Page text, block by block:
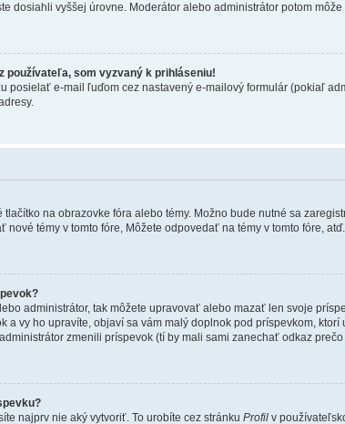
dosiahli vyššej úrovne. Moderátor alebo administrátor potom
používateľa, som vyzvaný k prihláseniu!
posielať e-mail ľuďom cez nastavený e-mailový formulár (pokiaľ
na obrazovke fóra alebo témy. Možno bude nutné sa
nové témy v tomto fóre, Môžete odpovedať na témy v tomto fóre,
administrátor, tak môžete upravovať alebo mazať len svoje
a vy ho upravíte, objaví sa vám malý doplnok pod príspevkom,
zmenili príspevok (tí by mali sami zanechať odkaz
najprv nie aký vytvoriť. To urobíte cez stránku Profil v